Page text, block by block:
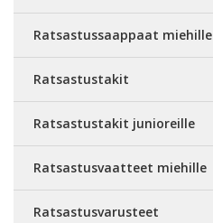
Ratsastussaappaat miehille
Ratsastustakit
Ratsastustakit junioreille
Ratsastusvaatteet miehille
Ratsastusvarusteet